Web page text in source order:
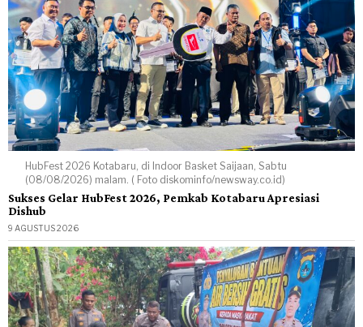
HubFest 2026 Kotabaru, di Indoor Basket Saijaan, Sabtu
(08/08/2026) malam. ( Foto diskominfo/newsway.co.id)
Sukses Gelar HubFest 2026, Pemkab Kotabaru Apresiasi
Dishub
9 AGUSTUS 2026